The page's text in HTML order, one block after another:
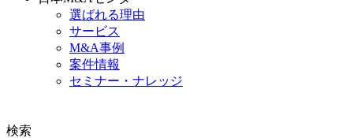
選ばれる理由
サービス
M&A事例
案件情報
セミナー・ナレッジ
検索